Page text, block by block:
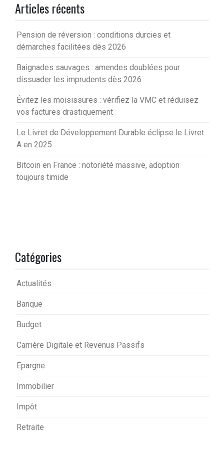
Articles récents
Pension de réversion : conditions durcies et
démarches facilitées dès 2026
Baignades sauvages : amendes doublées pour
dissuader les imprudents dès 2026
Évitez les moisissures : vérifiez la VMC et réduisez
vos factures drastiquement
Le Livret de Développement Durable éclipse le Livret
A en 2025
Bitcoin en France : notoriété massive, adoption
toujours timide
Catégories
Actualités
Banque
Budget
Carrière Digitale et Revenus Passifs
Epargne
Immobilier
Impôt
Retraite